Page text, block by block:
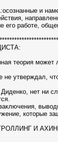
и
работе,
теория может
не утверждал,
нет ни
которые
И